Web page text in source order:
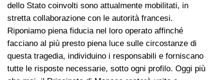
dello Stato coinvolti sono attualmente mobilitati, in
stretta collaborazione con le autorità francesi.
Riponiamo piena fiducia nel loro operato affinché
facciano al più presto piena luce sulle circostanze di
questa tragedia, individuino i responsabili e forniscano
tutte le risposte necessarie, sotto ogni profilo. Oggi più